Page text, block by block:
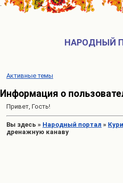
НАРОДНЫЙ
Активные темы
Информация о
Привет, Гость!
Вы здесь » Народный портал »
дренажную канаву